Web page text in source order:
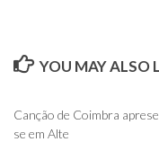
YOU MAY ALSO
Canção de Coimbra
se em Alte